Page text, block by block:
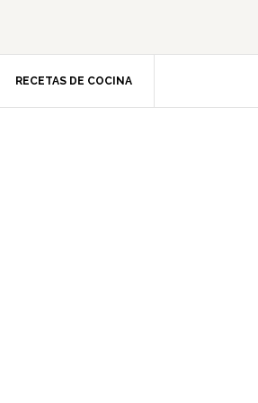
RECETAS DE COCINA